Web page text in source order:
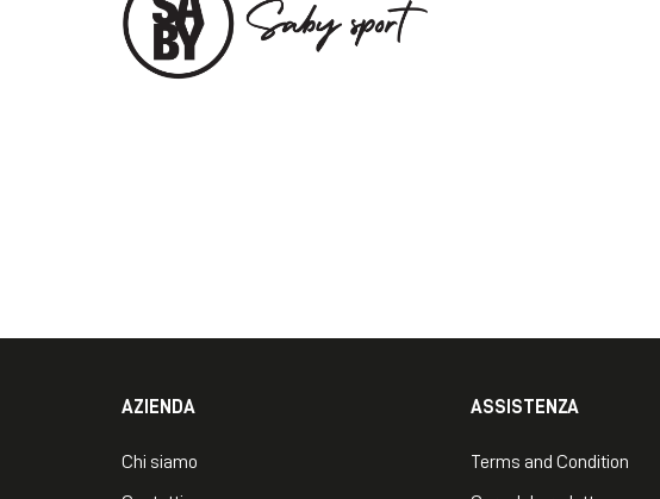
AZIENDA
Chi siamo
ASSISTENZA
Terms and Condition